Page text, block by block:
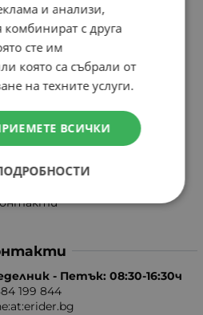
на бисквитки
свързан с покупка онлайн,
сайта ОРС
от сделка
eRider?
на сайта
- Петък: 08:30-16:30ч
199 844
и анализи,
с друга
сте им
която са събрали от
на техните услуги.
ВСИЧКИ